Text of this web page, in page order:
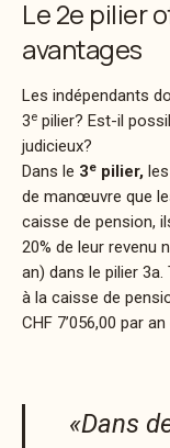
Le 2e pilier
avantages
Les indépendants
3e pilier? Est-il
judicieux?
Dans le 3e pilier,
de manœuvre que
caisse de pension,
20% de leur revenu
an) dans le pilier
à la caisse de
CHF 7’056,00 par
«Dans